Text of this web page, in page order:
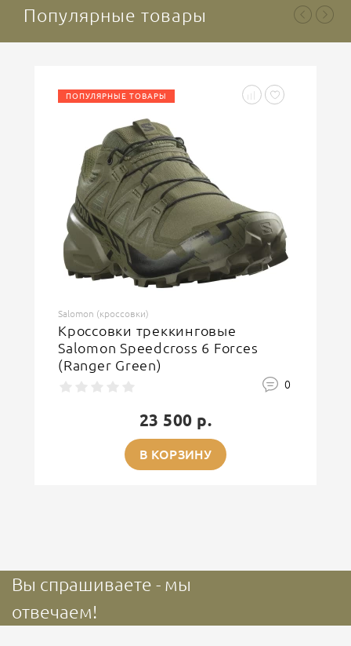
подготовки счета.
ОСТАВИТЬ ОТЗЫВ
Популярные товары
ПОПУЛЯРНЫЕ ТОВАРЫ
Salomon (кроссовки)
Кроссовки треккинговые
Salomon Speedcross 6 Forces
(Ranger Green)
0
23 500 р.
В КОРЗИНУ
Вы спрашиваете - мы
отвечаем!